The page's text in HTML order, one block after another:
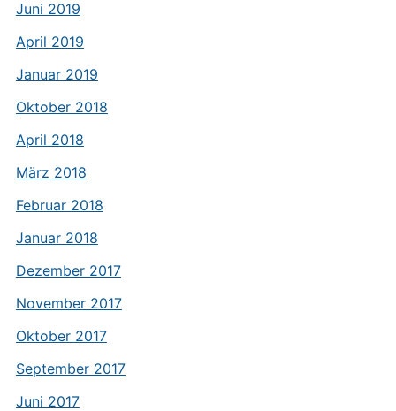
Juni 2019
April 2019
Januar 2019
Oktober 2018
April 2018
März 2018
Februar 2018
Januar 2018
Dezember 2017
November 2017
Oktober 2017
September 2017
Juni 2017